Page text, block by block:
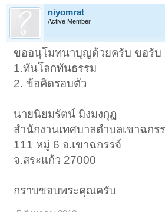
niyomrat
Active Member
ขออนุโมทนาบุญด้วยครับ ขอรับ
1.ทันโลกทันธรรม
2. ข้อคิดรอบตัว
นายนิยมรัตน์ มิ่งมงกุฏ
สำนักงานเทศบาลตำบลเขาฉกร
111 หมู่ 6 อ.เขาฉกรรจ์
จ.สระแก้ว 27000
กราบขอบพระคุณครับ